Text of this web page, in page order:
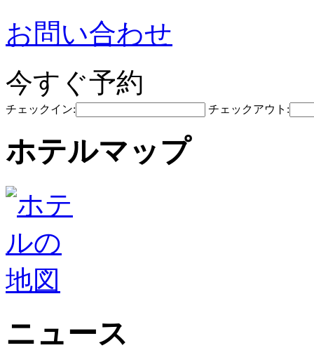
お問い合わせ
今すぐ予約
チェックイン: チェックアウト:
ホテルマップ
ニュース